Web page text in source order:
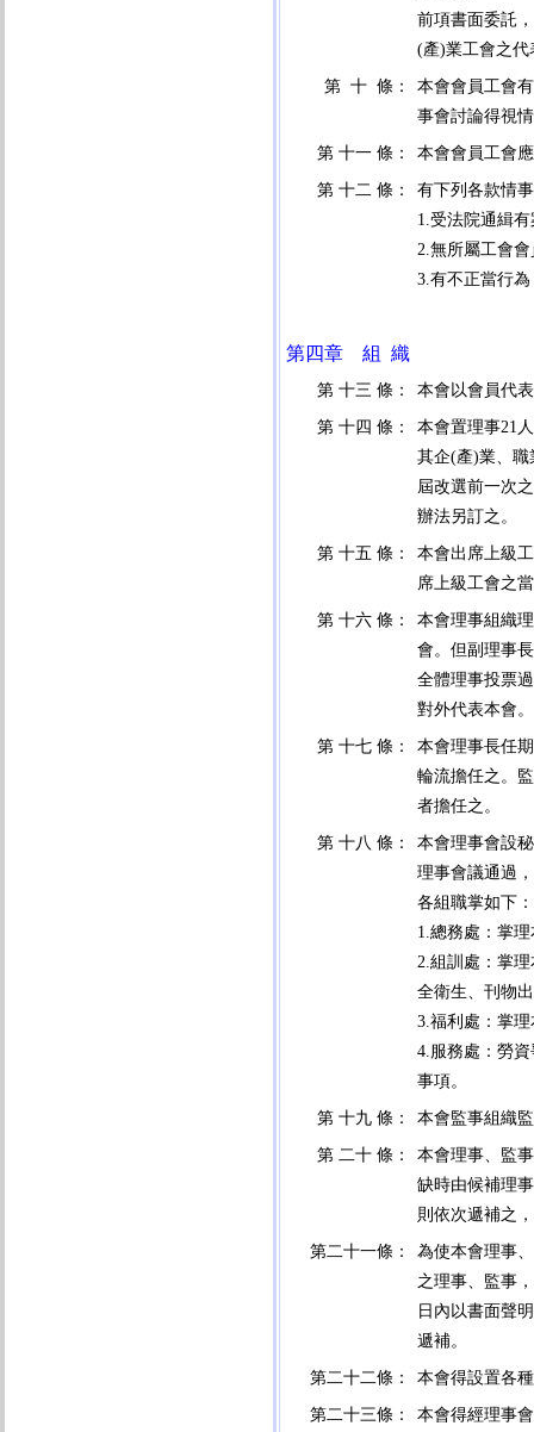
前項書面委託
(產)業工會之代
第 十 條：
本會會員工會
事會討論得視
第 十一 條： 本會會員工會
第 十二 條：
有下列各款情
1.受法院通緝
2.無所屬工會
3.有不正當行
第四章 組 織
第 十三 條： 本會以會員代
第 十四 條：
本會置理事21
其企(產)業、職
屆改選前一次
辦法另訂之。
第 十五 條：
本會出席上級
席上級工會之
第 十六 條：
本會理事組織
會。但副理事
全體理事投票
對外代表本會
第 十七 條：
本會理事長任
輪流擔任之。
者擔任之。
第 十八 條：
本會理事會設
理事會議通過
各
1.總務處：掌
2.組訓處：掌
全衛生、刊物
3.福利處：掌
4.服務處：勞
事項。
第 十九 條： 本會監事組織
第 二十 條：
本會理事、監
缺時由候補理
則依次遞補之
第二十一條：
為使本會理事
之理事、監事
日內以書面聲
遞補。
第二十二條： 本會得設置各
第二十三條： 本會得經理事